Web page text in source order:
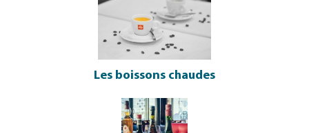
Les boissons chaudes